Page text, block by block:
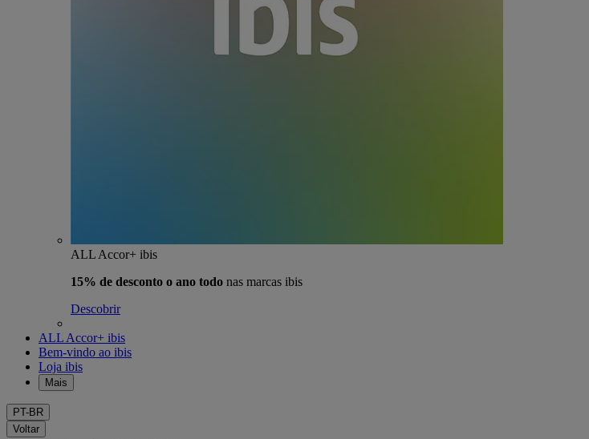
ALL Accor+ ibis
15% de desconto o ano todo nas marcas ibis
Descobrir
ALL Accor+ ibis
Bem-vindo ao ibis
Loja ibis
Mais
PT-BR
Voltar